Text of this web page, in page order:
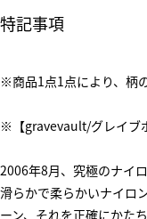
特記事項
※商品1点1点により、柄
※【gravevault/グレイブ
2006年8月、究極のナイ
滑らかで柔らかいナイロ
ーン、それを正確にかた